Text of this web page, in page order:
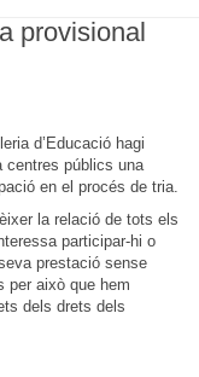
provisional
d’Educació hagi
centres públics una
en el procés de tria.
la relació de tots els
participar-hi o
prestació sense
per això que hem
dels drets dels